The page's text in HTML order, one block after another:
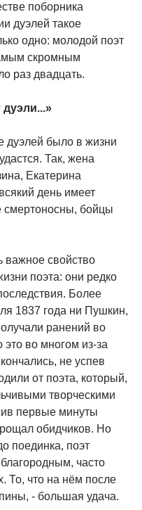
поборника
дуэлей такое
одно: молодой поэт
скромным
раз двадцать.
дуэлей было в жизни
Так, жена
Екатерина
день имеет
смертоносны, бойцы
важное свойство
поэта: они редко
Более
1837 года ни Пушкин,
ранений во
во многом из-за
не успев
от поэта, который,
творческими
первые минуты
обидчиков. Но
поединка, поэт
часто
То, что на нём после
- большая удача.